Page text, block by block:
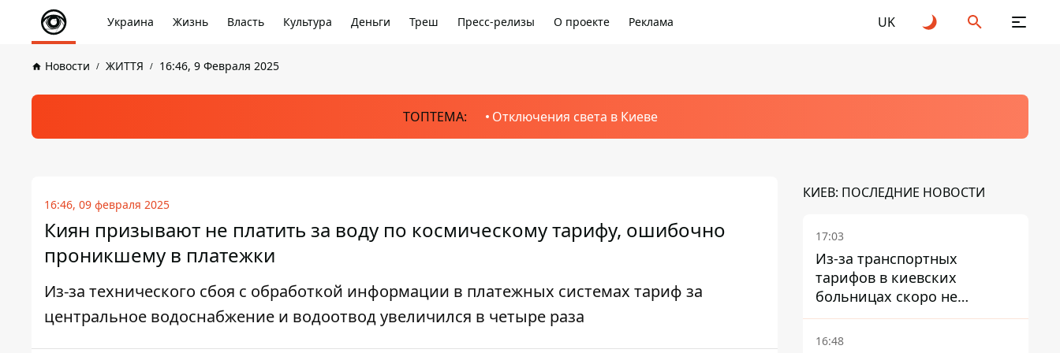
Украина Жизнь Власть Культура Деньги Треш Пресс-релизы О проекте Реклама UK
Новости ЖИТТЯ 16:46, 9 Февраля 2025
ТОПТЕМА: Отключения света в Киеве
16:46, 09 февраля 2025
Киян призывают не платить за воду по космическому тарифу, ошибочно
проникшему в платежки
Из-за технического сбоя с обработкой информации в платежных системах тариф за
центральное водоснабжение и водоотвод увеличился в четыре раза
КИЕВ: ПОСЛЕДНИЕ НОВОСТИ
17:03
Из-за транспортных
тарифов в киевских
больницах скоро не
останется медсестер и
санитарок - профессор
16:48